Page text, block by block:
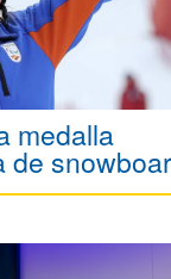
medalla
de